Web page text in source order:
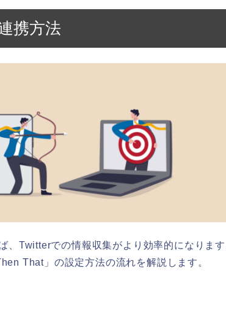
携方法
、Twitterでの情報収集がより効率的になります
That 」の設定方法の流れを解説します。